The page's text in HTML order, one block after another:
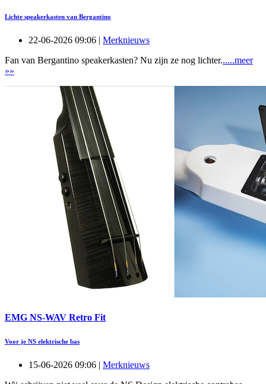
Lichte speakerkasten van Bergantino
22-06-2026 09:06 | Merknieuws
Fan van Bergantino speakerkasten? Nu zijn ze nog lichter......meer
»»
EMG NS-WAV Retro Fit
Voor je NS elektrische bas
15-06-2026 09:06 | Merknieuws